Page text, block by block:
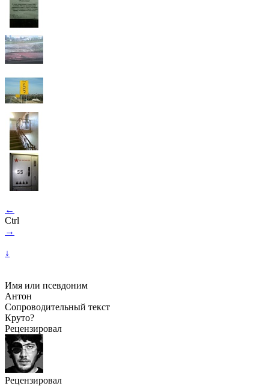
←
Ctrl
→
↓
Имя или псевдоним
Антон
Сопроводительный текст
Круто?
Рецензировал
Рецензировал